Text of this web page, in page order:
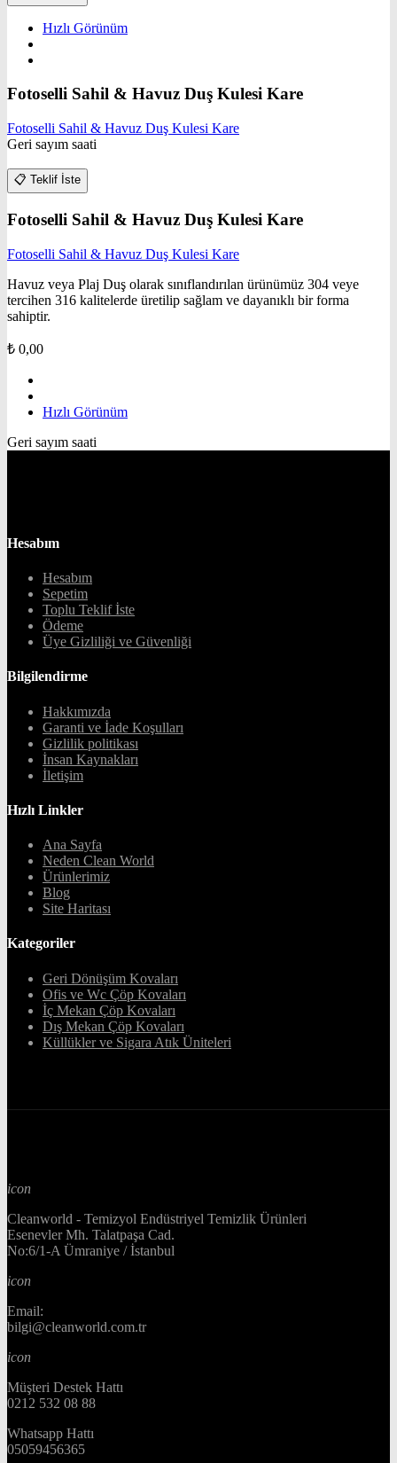
Hızlı Görünüm
Fotoselli Sahil & Havuz Duş Kulesi Kare
Fotoselli Sahil & Havuz Duş Kulesi Kare
Geri sayım saati
📋 Teklif İste
Fotoselli Sahil & Havuz Duş Kulesi Kare
Fotoselli Sahil & Havuz Duş Kulesi Kare
Havuz veya Plaj Duş olarak sınıflandırılan ürünümüz 304 veye
tercihen 316 kalitelerde üretilip sağlam ve dayanıklı bir forma
sahiptir.
₺ 0,00
Hızlı Görünüm
Geri sayım saati
Hesabım
Hesabım
Sepetim
Toplu Teklif İste
Ödeme
Üye Gizliliği ve Güvenliği
Bilgilendirme
Hakkımızda
Garanti ve İade Koşulları
Gizlilik politikası
İnsan Kaynakları
İletişim
Hızlı Linkler
Ana Sayfa
Neden Clean World
Ürünlerimiz
Blog
Site Haritası
Kategoriler
Geri Dönüşüm Kovaları
Ofis ve Wc Çöp Kovaları
İç Mekan Çöp Kovaları
Dış Mekan Çöp Kovaları
Küllükler ve Sigara Atık Üniteleri
icon
Cleanworld - Temizyol Endüstriyel Temizlik Ürünleri
Esenevler Mh. Talatpaşa Cad.
No:6/1-A Ümraniye / İstanbul
icon
Email:
bilgi@cleanworld.com.tr
icon
Müşteri Destek Hattı
0212 532 08 88
Whatsapp Hattı
05059456365